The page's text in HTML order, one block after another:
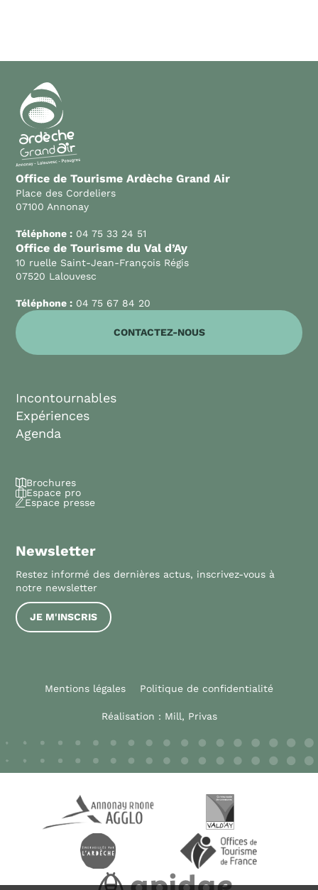
Office de Tourisme Ardèche Grand Air
Place des Cordeliers
07100 Annonay
Téléphone : 04 75 33 24 51
Office de Tourisme du Val d’Ay
10 ruelle Saint-Jean-François Régis
07520 Lalouvesc
Téléphone : 04 75 67 84 20
CONTACTEZ-NOUS
Incontournables
Expériences
Agenda
Brochures
Espace pro
Espace presse
Newsletter
Restez informé des dernières actus, inscrivez-vous à
notre newsletter
JE M'INSCRIS
Mentions légales Politique de confidentialité
Réalisation : Mill, Privas